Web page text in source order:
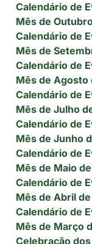
Calendário de
Mês de
Calendário de
Mês de
Calendário de
Mês de Agosto
Calendário de
Mês de Julho
Calendário de
Mês de Junho
Calendário de
Mês de Maio
Calendário de
Mês de Abril de
Calendário de
Mês de Março
Celebração